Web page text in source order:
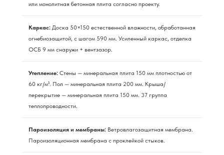
или монолитная бетонная плита согласно проекту.
Каркас: Доска 50×150 естественной влажности, обработанная
огнебиозащитой, с шагом 590 мм. Усиленный каркас, отделка
ОСБ 9 мм снаружи + вентзазор.
Утепление: Стены — минеральная плита 150 мм плотностью от
60 кг/м³. Пол — минеральная плита 200 мм. Крыша/
перекрытие — минеральная плита 150 мм. 37 группа
теплопроводности.
Пароизоляция и мембраны: Ветровлагозащитная мембрана.
Пароизоляционная мембрана с проклейкой стыков.